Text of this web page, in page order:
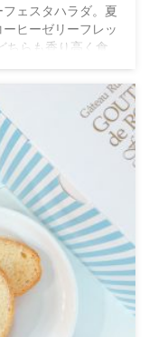
ェスタハラダ。夏
ヒーゼリーフレッ
ちらも香り高く食